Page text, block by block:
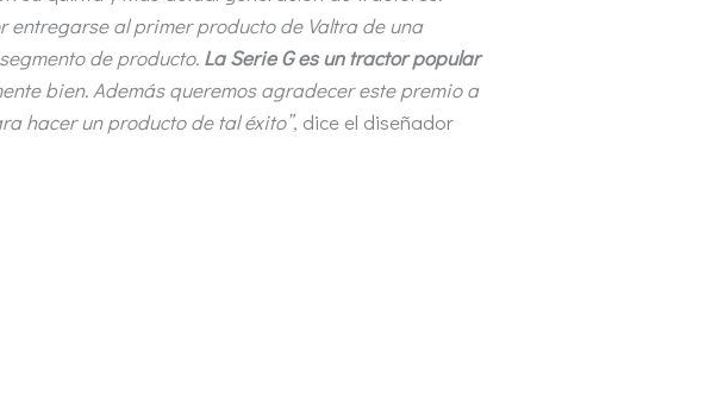
al primer producto de Valtra de una
de producto. La Serie G es un tractor popular
bien. Además queremos agradecer este premio a
hacer un producto de tal éxito”, dice el diseñador